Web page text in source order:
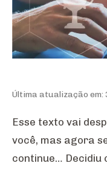
Última atualização
Esse texto vai
você, mas agora
continue… Decidiu